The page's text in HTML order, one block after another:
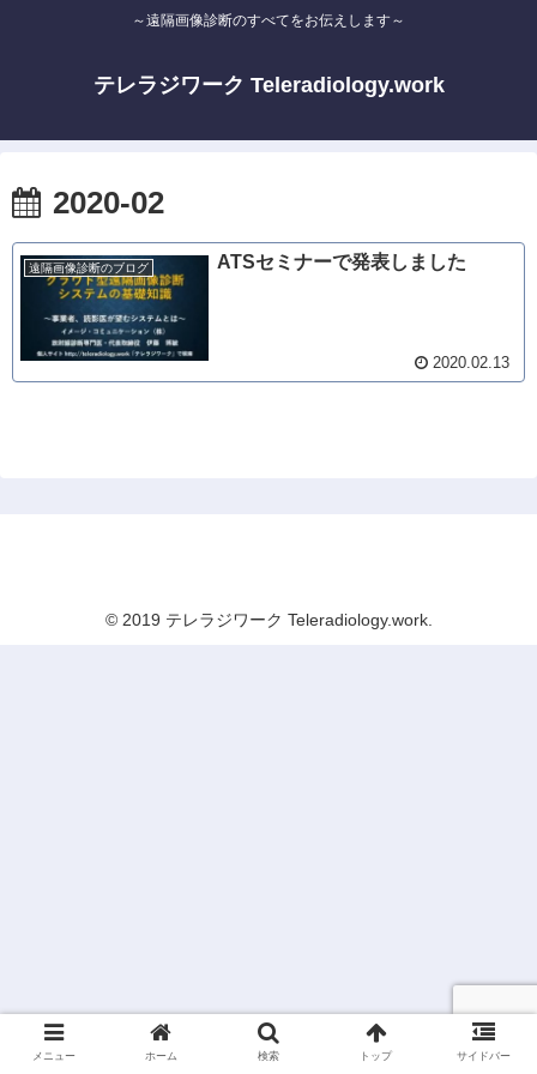
～遠隔画像診断のすべてをお伝えします～
テレラジワーク Teleradiology.work
2020-02
遠隔画像診断のブログ ATSセミナーで発表しました
2020.02.13
© 2019 テレラジワーク Teleradiology.work.
メニュー ホーム 検索 トップ サイドバー